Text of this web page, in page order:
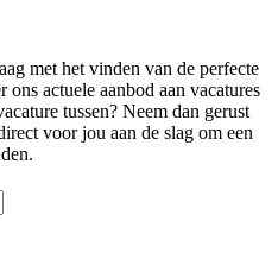
met het vinden van de perfecte
actuele aanbod aan vacatures
tussen? Neem dan gerust
voor jou aan de slag om een